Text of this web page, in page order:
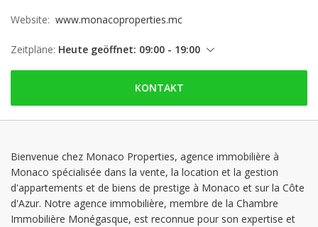
Website: www.monacoproperties.mc
Zeitpläne: Heute geöffnet: 09:00 - 19:00
Sonntag: 09:00 - 19:00
Montag: 09:00 - 19:00
Donnerstag: 09:00 - 19:00
Freitag: 09:00 - 19:00
Samstag: 09:00 - 19:00
KONTAKT
Bienvenue chez Monaco Properties, agence immobilière à
Monaco spécialisée dans la vente, la location et la gestion
d'appartements et de biens de prestige à Monaco et sur la Côte
d'Azur. Notre agence immobilière, membre de la Chambre
Immobilière Monégasque, est reconnue pour son expertise et